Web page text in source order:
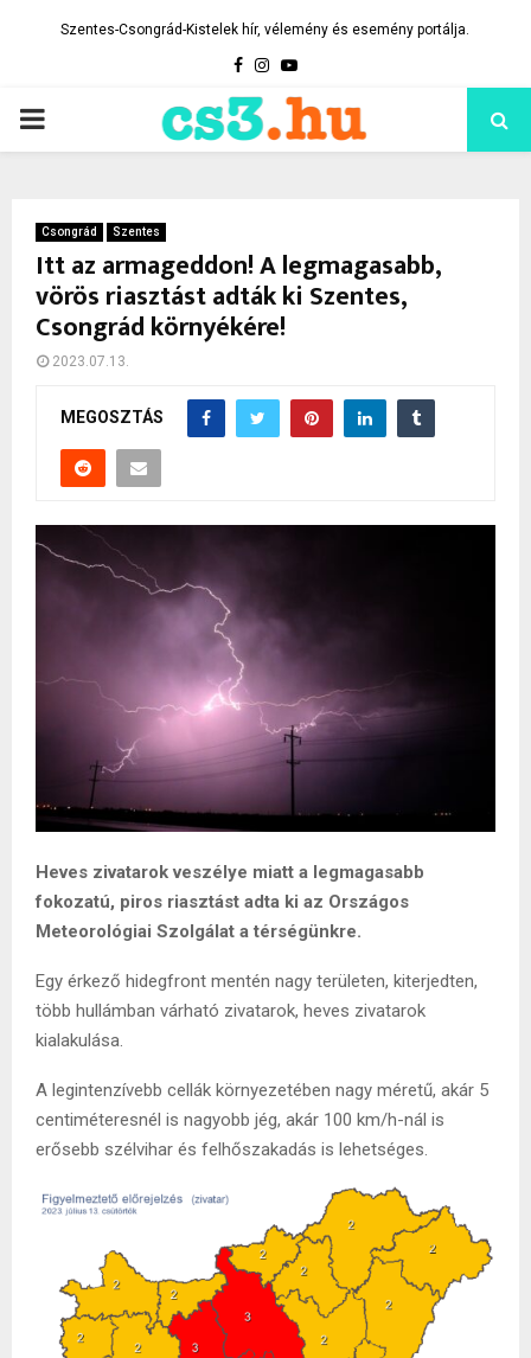
Szentes-Csongrád-Kistelek hír, vélemény és esemény portálja.
Facebook
Instagram
Youtube
PRIMARY
Csongrád Szentes
Itt az armageddon! A legmagasabb,
vörös riasztást adták ki Szentes,
Csongrád környékére!
2023.07.13.
MEGOSZTÁS
Heves zivatarok veszélye miatt a legmagasabb
fokozatú, piros riasztást adta ki az Országos
Meteorológiai Szolgálat a térségünkre.
Egy érkező hidegfront mentén nagy területen, kiterjedten,
több hullámban várható zivatarok, heves zivatarok
kialakulása.
A legintenzívebb cellák környezetében nagy méretű, akár 5
centiméteresnél is nagyobb jég, akár 100 km/h-nál is
erősebb szélvihar és felhőszakadás is lehetséges.